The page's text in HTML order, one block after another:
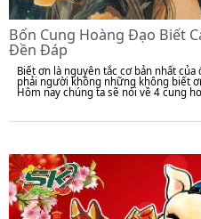
Bốn Cung Hoàng Đạo Biết
Đền Đáp
Biết ơn là nguyên tắc cơ bản nhất
phải người không những không biết
Hôm nay chúng ta sẽ nói về 4 cung